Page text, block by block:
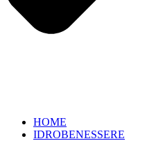
HOME
IDROBENESSERE